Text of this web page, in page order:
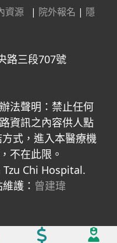
資源 | 院外報名 | 隱
路三段707號
法聲明：禁止任何
資訊之內容供人點
式，進入本醫療機
不在此限。
Chi Hospital.
護： 曾建瑋